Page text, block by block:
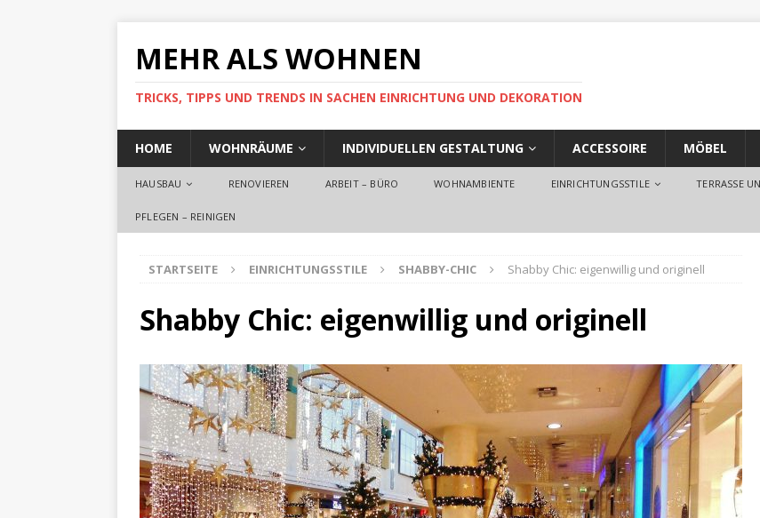
MEHR ALS WOHNEN
TRICKS, TIPPS UND TRENDS IN SACHEN EINRICHTUNG UND DEKORATION
HOME WOHNRÄUME INDIVIDUELLEN GESTALTUNG ACCESSOIRE MÖBEL
HAUSBAU RENOVIEREN ARBEIT – BÜRO WOHNAMBIENTE EINRICHTUNGSSTILE TERRASSE
PFLEGEN – REINIGEN
STARTSEITE EINRICHTUNGSSTILE SHABBY-CHIC Shabby Chic: eigenwillig und originell
Shabby Chic: eigenwillig und originell